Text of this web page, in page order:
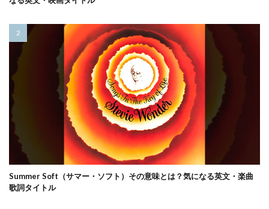
Summer Soft（サマー・ソフト）その意味とは？気になる英文・楽曲
歌詞タイトル